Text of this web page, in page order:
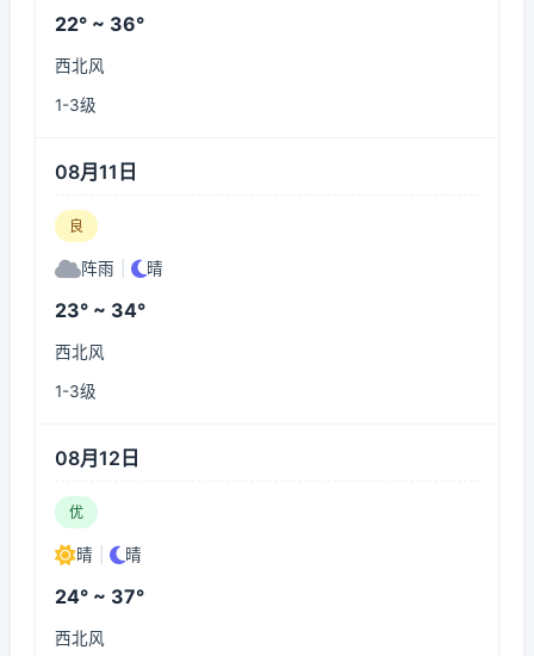
22° ~ 36°
西北风
1-3级
08月11日
良
阵雨 晴
23° ~ 34°
西北风
1-3级
08月12日
优
晴 晴
24° ~ 37°
西北风